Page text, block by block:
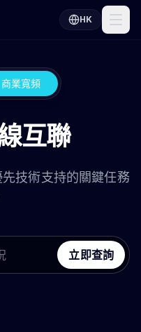
HK
商業寬頻
互聯
技術支持的關鍵任務
立即查詢